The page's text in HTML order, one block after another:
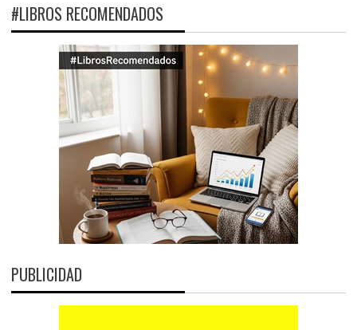
#LIBROS RECOMENDADOS
PUBLICIDAD